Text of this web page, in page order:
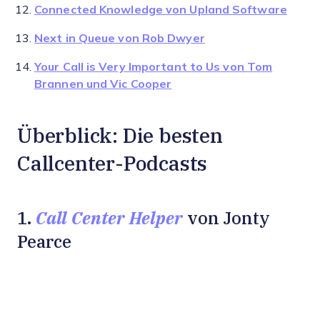
Connected Knowledge von Upland Software
Next in Queue von Rob Dwyer
Your Call is Very Important to Us von Tom
Brannen und Vic Cooper
Überblick: Die besten
Callcenter-Podcasts
1. Call Center Helpervon Jonty
Pearce